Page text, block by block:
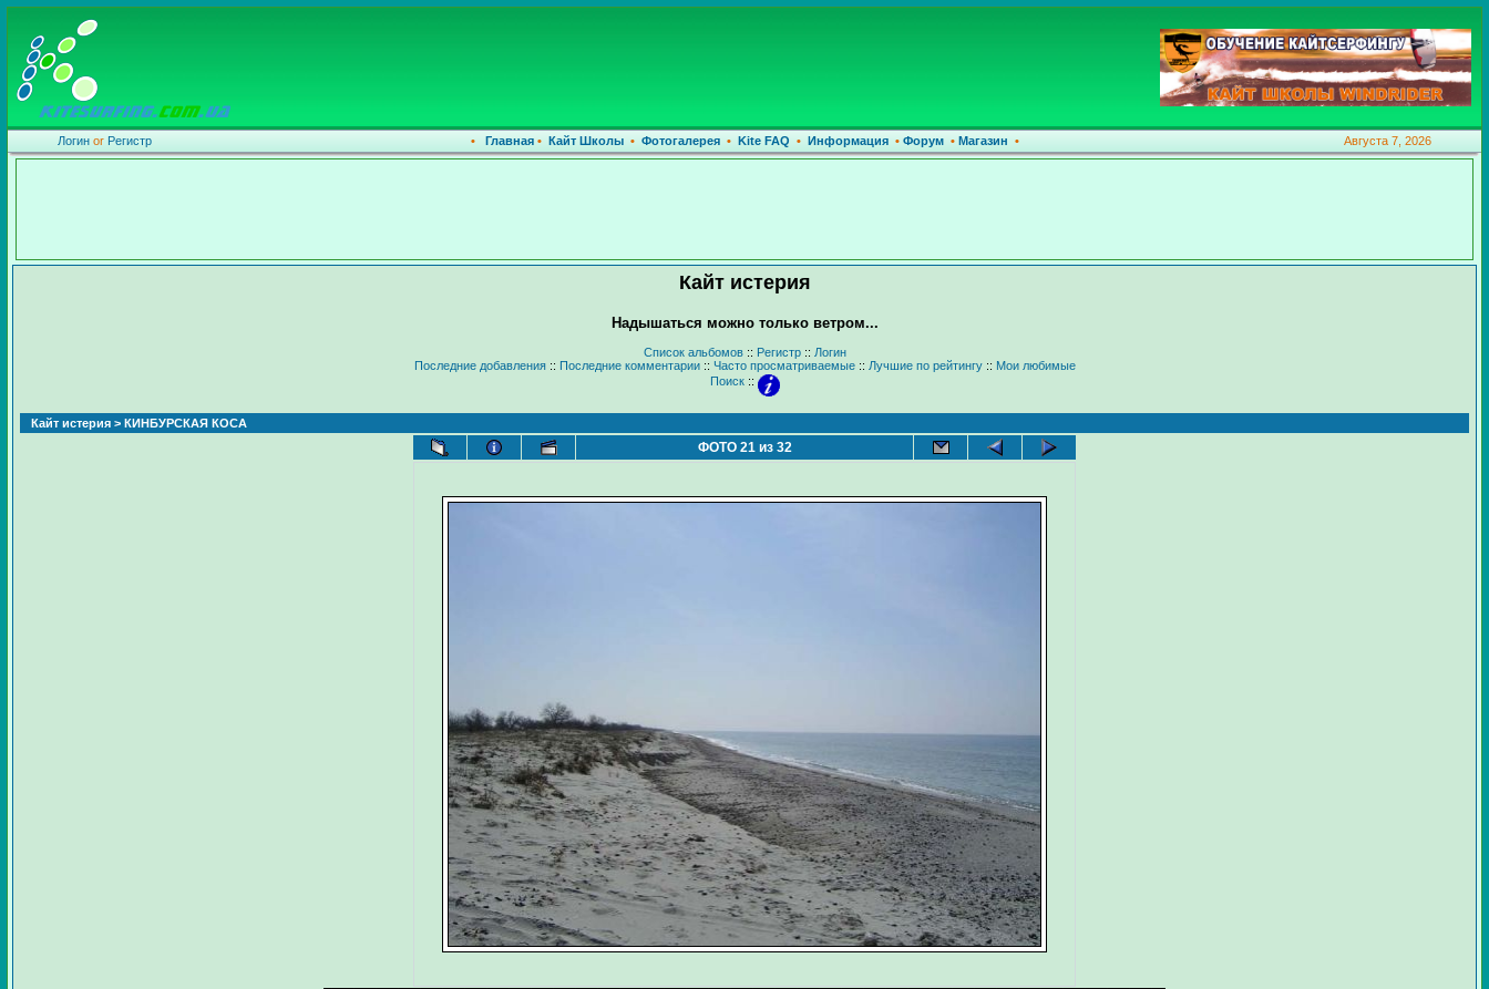
Логин or Регистр • Главная• Кайт Школы • Фотогалерея• Kite FAQ • Информация•Форум•Магазин • Августа 7, 2026
Кайт истерия
Надышаться можно только ветром...
Список альбомов:: Регистр:: Логин
Последние добавления:: Последние комментарии:: Часто просматриваемые:: Лучшие по рейтингу:: Мои любимые
Поиск::
Кайт истерия > КИНБУРСКАЯ КОСА
ФОТО 21 из 32